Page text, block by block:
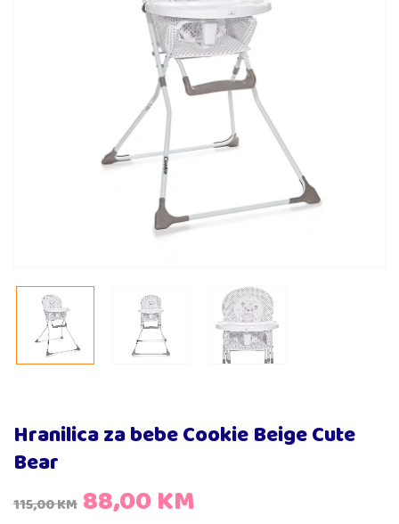
Hranilica za bebe Cookie Beige Cute
Bear
115,00KM 88,00KM